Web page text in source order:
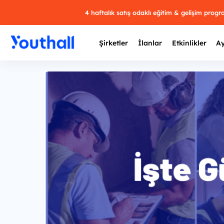
4 haftalık satış odaklı eğitim & gelişim
Şirketler İlanlar Etkinlikler